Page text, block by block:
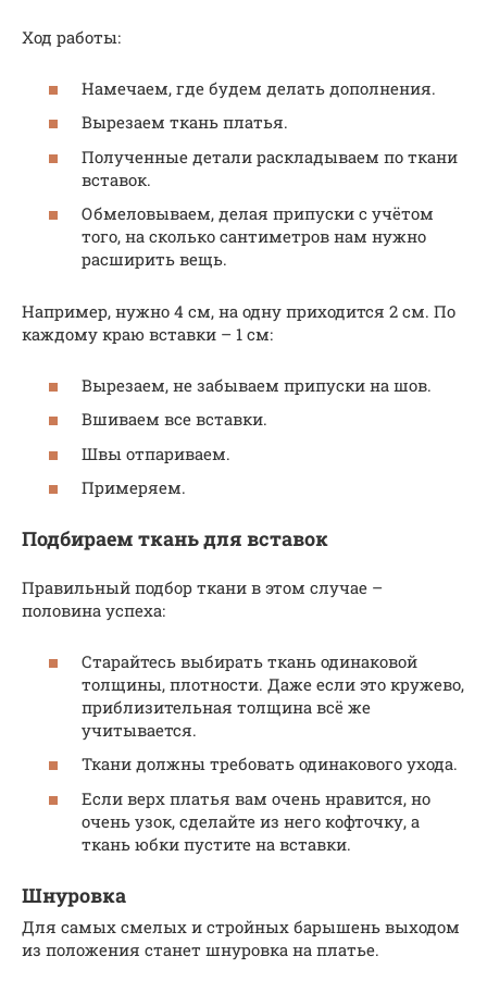
Ход работы:
Намечаем, где будем делать дополнения.
Вырезаем ткань платья.
Полученные детали раскладываем по ткани
вставок.
Обмеловываем, делая припуски с учётом
того, на сколько сантиметров нам нужно
расширить вещь.
Например, нужно 4 см, на одну приходится 2 см. По
каждому краю вставки – 1 см:
Вырезаем, не забываем припуски на шов.
Вшиваем все вставки.
Швы отпариваем.
Примеряем.
Подбираем ткань для вставок
Правильный подбор ткани в этом случае –
половина успеха:
Старайтесь выбирать ткань одинаковой
толщины, плотности. Даже если это кружево,
приблизительная толщина всё же
учитывается.
Ткани должны требовать одинакового ухода.
Если верх платья вам очень нравится, но
очень узок, сделайте из него кофточку, а
ткань юбки пустите на вставки.
Шнуровка
Для самых смелых и стройных барышень выходом
из положения станет шнуровка на платье.